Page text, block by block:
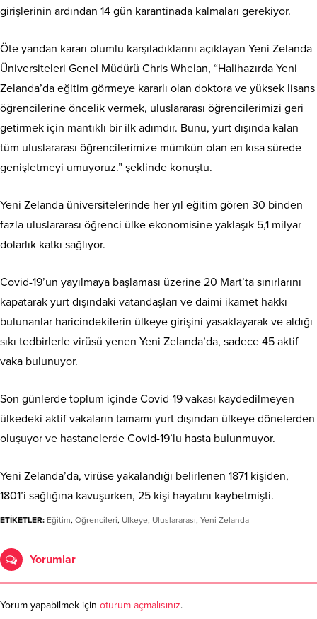
girişlerinin ardından 14 gün karantinada kalmaları gerekiyor.
Öte yandan kararı olumlu karşıladıklarını açıklayan Yeni Zelanda
Üniversiteleri Genel Müdürü Chris Whelan, “Halihazırda Yeni
Zelanda’da eğitim görmeye kararlı olan doktora ve yüksek lisans
öğrencilerine öncelik vermek, uluslararası öğrencilerimizi geri
getirmek için mantıklı bir ilk adımdır. Bunu, yurt dışında kalan
tüm uluslararası öğrencilerimize mümkün olan en kısa sürede
genişletmeyi umuyoruz.” şeklinde konuştu.
Yeni Zelanda üniversitelerinde her yıl eğitim gören 30 binden
fazla uluslararası öğrenci ülke ekonomisine yaklaşık 5,1 milyar
dolarlık katkı sağlıyor.
Covid-19’un yayılmaya başlaması üzerine 20 Mart’ta sınırlarını
kapatarak yurt dışındaki vatandaşları ve daimi ikamet hakkı
bulunanlar haricindekilerin ülkeye girişini yasaklayarak ve aldığı
sıkı tedbirlerle virüsü yenen Yeni Zelanda’da, sadece 45 aktif
vaka bulunuyor.
Son günlerde toplum içinde Covid-19 vakası kaydedilmeyen
ülkedeki aktif vakaların tamamı yurt dışından ülkeye dönelerden
oluşuyor ve hastanelerde Covid-19’lu hasta bulunmuyor.
Yeni Zelanda’da, virüse yakalandığı belirlenen 1871 kişiden,
1801’i sağlığına kavuşurken, 25 kişi hayatını kaybetmişti.
ETİKETLER: Eğitim, Öğrencileri, Ülkeye, Uluslararası, Yeni Zelanda
Yorumlar
Yorum yapabilmek için oturum açmalısınız.